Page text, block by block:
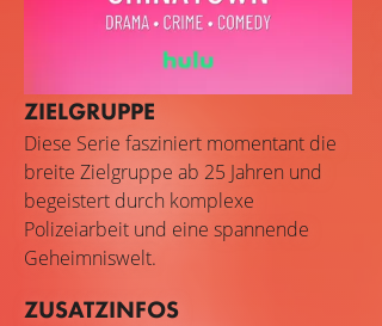
ZIELGRUPPE
Diese Serie fasziniert momentant die
breite Zielgruppe ab 25 Jahren und
begeistert durch komplexe
Polizeiarbeit und eine spannende
Geheimniswelt.
ZUSATZINFOS